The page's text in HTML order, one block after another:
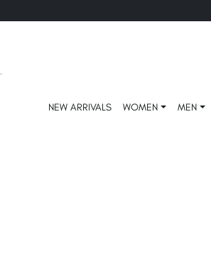
NEW ARRIVALS WOMEN MEN